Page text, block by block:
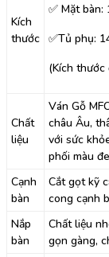
Kích
thước
✅ Mặt bàn:
✅Tủ phụ:
(Kích
Chất
liệu
Ván Gỗ
châu Âu,
với sức
phối màu
Cạnh
bàn
Cắt gọt kỹ
cong cạnh
Nắp
bàn
Chất liệu
gọn gàng,